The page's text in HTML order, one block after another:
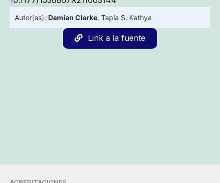
Autor(es): Damian Clarke, Tapia S. Kathya
Link a la fuente